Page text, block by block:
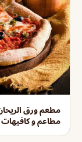
مطعم ورق
مطاعم و